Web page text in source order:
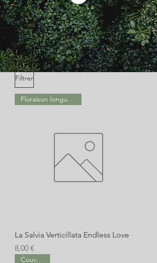
Filtrer
Floraison longue durée
La Salvia Verticillata Endless Love
Prix
8,00 €
Couvre sol